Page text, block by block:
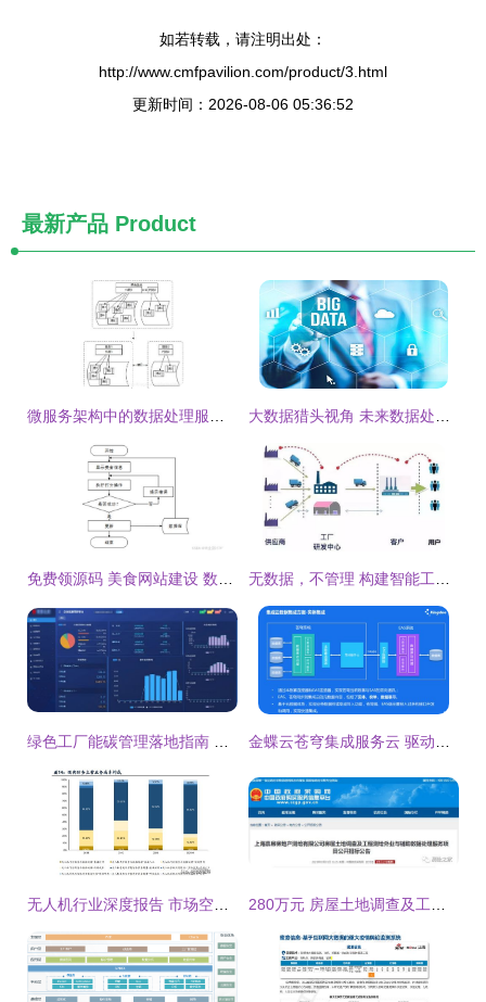
如若转载，请注明出处：
http://www.cmfpavilion.com/product/3.html
更新时间：2026-08-06 05:36:52
最新产品 Product